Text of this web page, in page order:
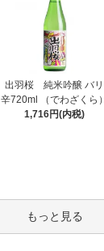
出羽桜 純米吟醸 バリ
辛720ml （でわざくら）
1,716円(内税)
もっと見る